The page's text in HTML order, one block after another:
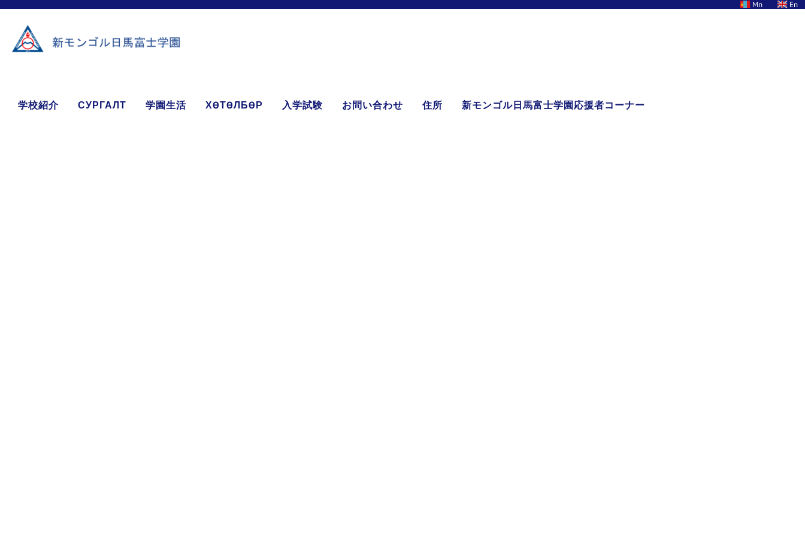
Mn En
学校紹介 СУРГАЛТ 学園生活 ХӨТӨЛБӨР 入学試験 お問い合わせ 住所 新モンゴル日馬富士学園応援者コーナー